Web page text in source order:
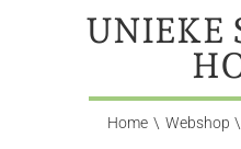
UNIEKE
Home Webshop